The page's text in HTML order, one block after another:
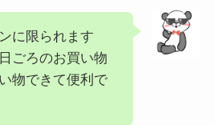
に限られます
ごろのお買い物
物できて便利で